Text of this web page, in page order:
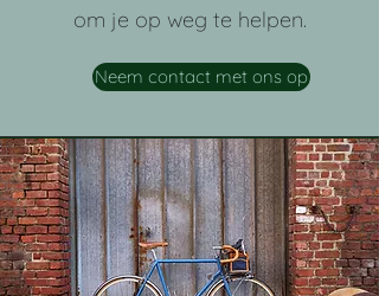
om je op weg te helpen.
Neem contact met ons op